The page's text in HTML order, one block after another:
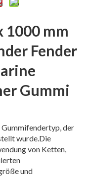
1000 mm
Fender
Gummi
der
wurde.Die
von Ketten,
und